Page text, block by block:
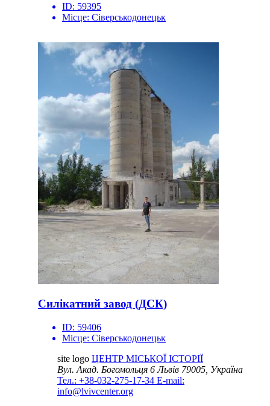
ID: 59395
Місце: Сіверськодонецьк
Силікатний завод (ДСК)
ID: 59406
Місце: Сіверськодонецьк
site logo ЦЕНТР МІСЬКОЇ ІСТОРІЇ
Вул. Акад. Богомольця 6Львів 79005, Україна
Тел.: +38-032-275-17-34 E-mail:
info@lvivcenter.org